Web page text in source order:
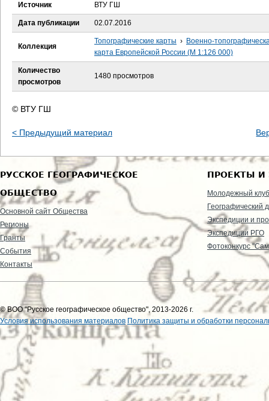
с
ь
Источник ВТУ ГШ
Дата публикации 02.07.2016
Коллекция
Топографические карты › Военно-
карта Европейской России (М 1:126 000)
Количество
просмотров
1480 просмотров
© ВТУ ГШ
< Предыдущий материал
РУССКОЕ ГЕОГРАФИЧЕСКОЕ
ОБЩЕСТВО
Основной сайт Общества
Регионы
Гранты
События
Контакты
ПРОЕКТЫ И
Молодежный клуб
Географический
Экспедиции и
Экспедиции РГО
Фотоконкурс
© ВОО "Русское географическое общество", 2013-2026 г.
Условия использования материалов Политика защиты и обработки